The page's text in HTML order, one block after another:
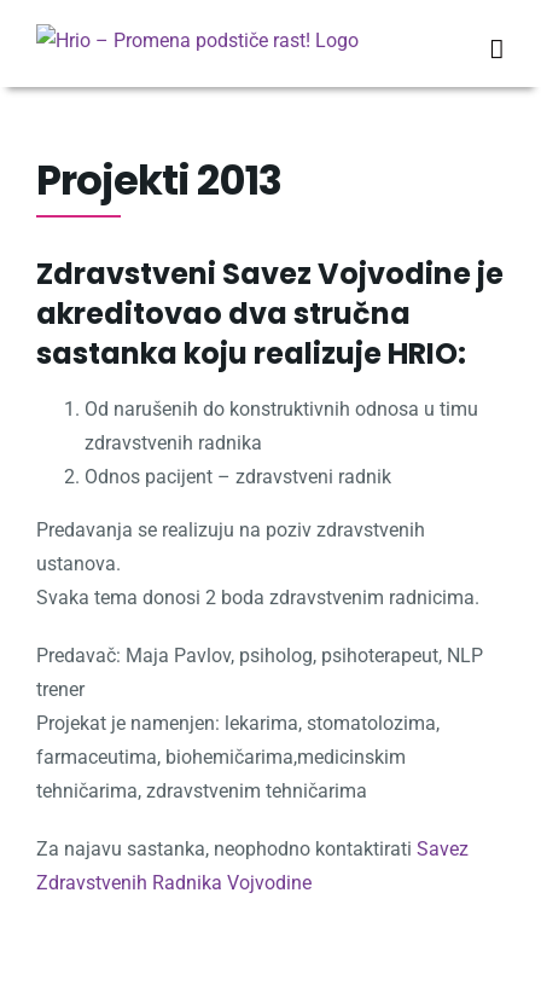
content
Projekti 2013
Zdravstveni Savez Vojvodine je
akreditovao dva stručna
sastanka koju realizuje HRIO:
Od narušenih do konstruktivnih odnosa u timu
zdravstvenih radnika
Odnos pacijent – zdravstveni radnik
Predavanja se realizuju na poziv zdravstvenih
ustanova.
Svaka tema donosi 2 boda zdravstvenim radnicima.
Predavač: Maja Pavlov, psiholog, psihoterapeut, NLP
trener
Projekat je namenjen: lekarima, stomatolozima,
farmaceutima, biohemičarima,medicinskim
tehničarima, zdravstvenim tehničarima
Za najavu sastanka, neophodno kontaktirati Savez
Zdravstvenih Radnika Vojvodine